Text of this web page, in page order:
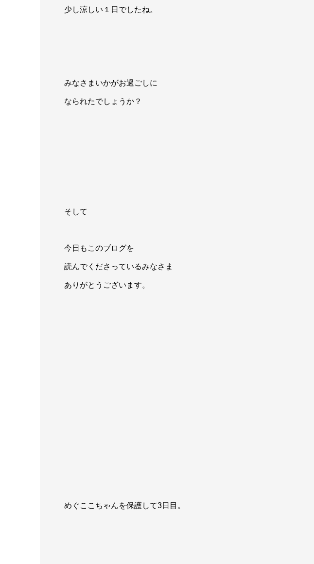
少し涼しい１日でしたね。
みなさまいかがお過ごしに
なられたでしょうか？
そして
今日もこのブログを
読んでくださっているみなさま
ありがとうございます。
めぐここちゃんを保護して3日目。